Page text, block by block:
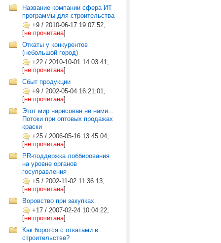
Название компании сфера ИТ
программы для строительства
+9 / 2010-06-17 19:07:52,
[не прочитана]
Откаты у конкурентов
(небольшой город)
+22 / 2010-10-01 14:03:41,
[не прочитана]
Сбыт продукции
+9 / 2002-05-04 16:21:01,
[не прочитана]
Этот мир нарисован не нами...
Потоки при оптовых продажах
краски
+25 / 2006-05-16 13:45:04,
[не прочитана]
PR-поддержка лоббирования
на уровне органов
госуправления
+5 / 2002-11-02 11:36:13,
[не прочитана]
Воровство при закупках
+17 / 2007-02-24 10:04:22,
[не прочитана]
Как боротся с откатами в
строительстве?